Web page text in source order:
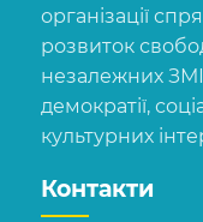
організації
розвиток
незалежних
демократії,
культурних
Контакти